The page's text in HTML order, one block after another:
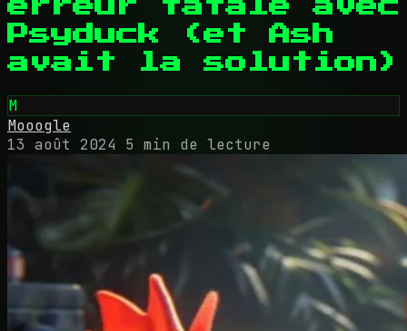
erreur fatale avec
Psyduck (et Ash
avait la solution)
M
Mooogle
13 août 2024 5 min de lecture